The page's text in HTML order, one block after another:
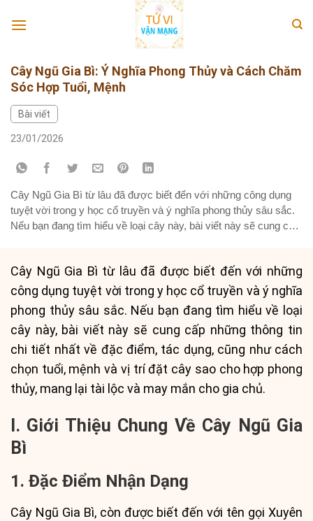
Cây Ngũ Gia Bì: Ý Nghĩa Phong Thủy và Cách Chăm
Sóc Hợp Tuổi, Mệnh
Bài viết
23/01/2026
Cây Ngũ Gia Bì từ lâu đã được biết đến với những công dụng
tuyệt vời trong y học cổ truyền và ý nghĩa phong thủy sâu sắc.
Nếu bạn đang tìm hiểu về loại cây này, bài viết này sẽ cung cấp
Cây Ngũ Gia Bì từ lâu đã được biết đến với những
công dụng tuyệt vời trong y học cổ truyền và ý nghĩa
phong thủy sâu sắc. Nếu bạn đang tìm hiểu về loại
cây này, bài viết này sẽ cung cấp những thông tin
chi tiết nhất về đặc điểm, tác dụng, cũng như cách
chọn tuổi, mệnh và vị trí đặt cây sao cho hợp phong
thủy, mang lại tài lộc và may mắn cho gia chủ.
I. Giới Thiệu Chung Về Cây Ngũ Gia
Bì
1. Đặc Điểm Nhận Dạng
Cây Ngũ Gia Bì, còn được biết đến với tên gọi Xuyên